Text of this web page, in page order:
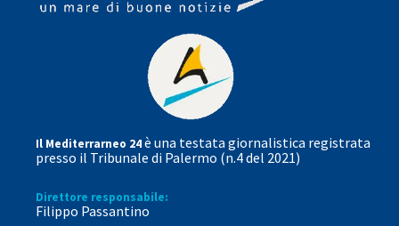
Il Mediterrarneo 24è una testata giornalistica registrata
presso il Tribunale di Palermo (n.4 del 2021)
Direttore responsabile:
Filippo Passantino